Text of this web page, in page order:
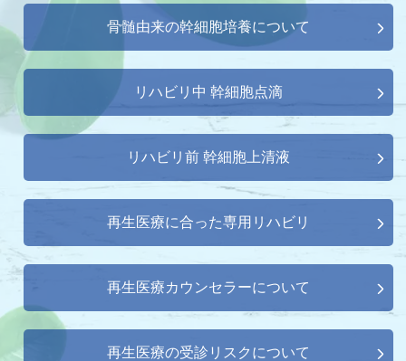
骨髄由来の幹細胞培養について
リハビリ中 幹細胞点滴
リハビリ前 幹細胞上清液
再生医療に合った専用リハビリ
再生医療カウンセラーについて
再生医療の受診リスクについて